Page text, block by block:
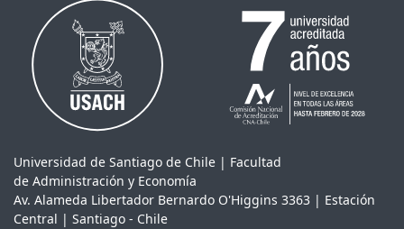
Universidad de Santiago de Chile | Facultad
de Administración y Economía
Av. Alameda Libertador Bernardo O'Higgins 3363 | Estación
Central | Santiago - Chile